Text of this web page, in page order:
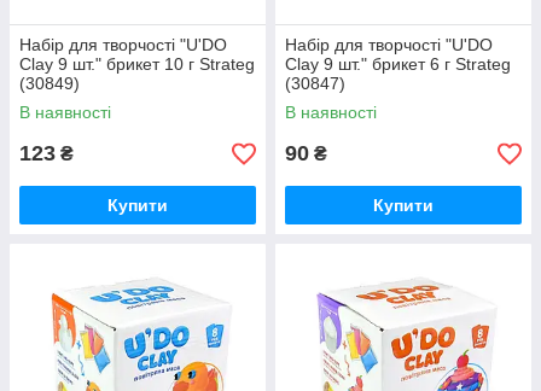
Набір для творчості "U'DO
Clay 9 шт." брикет 10 г Strateg
(30849)
В наявності
123 ₴
Купити
Набір для творчості "U'DO
Clay 9 шт." брикет 6 г Strateg
(30847)
В наявності
90 ₴
Купити